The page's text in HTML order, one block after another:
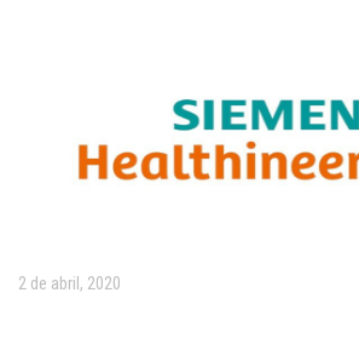
2 de abril, 2020